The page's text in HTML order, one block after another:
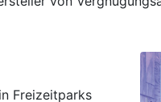
Freizeitparks